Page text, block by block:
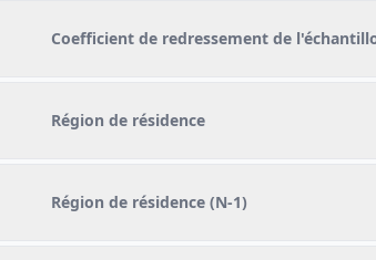
Coefficient de redressement de
Région de résidence
Région de résidence (N-1)